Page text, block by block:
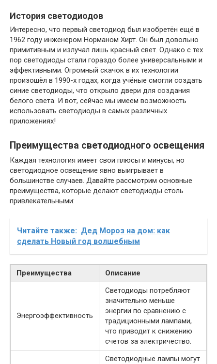
История светодиодов
Интересно, что первый светодиод был изобретён ещё в
1962 году инженером Норманом Хирт. Он был довольно
примитивным и излучал лишь красный свет. Однако с тех
пор светодиоды стали гораздо более универсальными и
эффективными. Огромный скачок в их технологии
произошёл в 1990-х годах, когда учёные смогли создать
синие светодиоды, что открыло двери для создания
белого света. И вот, сейчас мы имеем возможность
использовать светодиоды в самых различных
приложениях!
Преимущества светодиодного освещения
Каждая технология имеет свои плюсы и минусы, но
светодиодное освещение явно выигрывает в
большинстве случаев. Давайте рассмотрим основные
преимущества, которые делают светодиоды столь
привлекательными:
Читайте также: Дед Мороз на дом: как
сделать Новый год волшебным
Преимущества Описание
Энергоэффективность
Светодиоды потребляют
значительно меньше
энергии по сравнению с
традиционными лампами,
что приводит к снижению
счетов за электричество.
Светодиодные лампы могут